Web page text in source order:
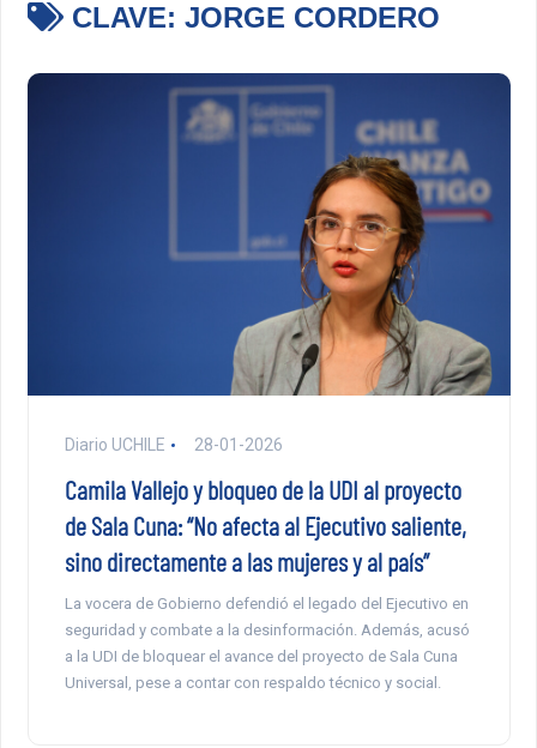
CLAVE: JORGE CORDERO
Diario UCHILE 28-01-2026
Camila Vallejo y bloqueo de la UDI al proyecto
de Sala Cuna: “No afecta al Ejecutivo saliente,
sino directamente a las mujeres y al país”
La vocera de Gobierno defendió el legado del Ejecutivo en
seguridad y combate a la desinformación. Además, acusó
a la UDI de bloquear el avance del proyecto de Sala Cuna
Universal, pese a contar con respaldo técnico y social.